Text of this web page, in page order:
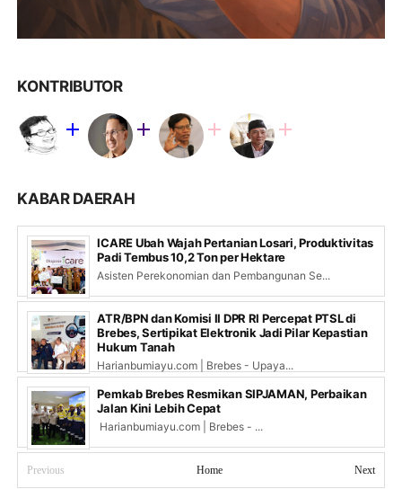
KONTRIBUTOR
KABAR DAERAH
ICARE Ubah Wajah Pertanian Losari, Produktivitas
Padi Tembus 10,2 Ton per Hektare
Asisten Perekonomian dan Pembangunan Se...
ATR/BPN dan Komisi II DPR RI Percepat PTSL di
Brebes, Sertipikat Elektronik Jadi Pilar Kepastian
Hukum Tanah
Harianbumiayu.com | Brebes - Upaya...
Pemkab Brebes Resmikan SIPJAMAN, Perbaikan
Jalan Kini Lebih Cepat
Harianbumiayu.com | Brebes - ...
Previous Next
Home